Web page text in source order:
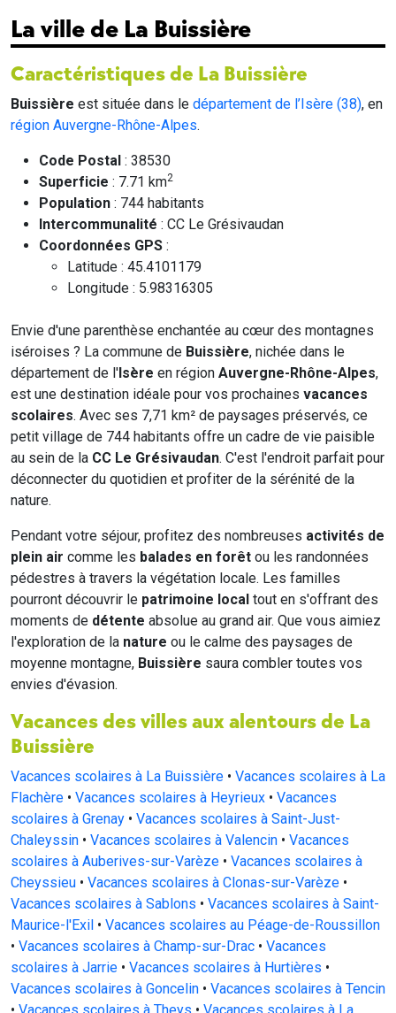
La ville de La Buissière
Caractéristiques de La Buissière
Buissière est située dans le département de l’Isère (38), en
région Auvergne-Rhône-Alpes.
Code Postal : 38530
Superficie : 7.71 km2
Population : 744 habitants
Intercommunalité : CC Le Grésivaudan
Coordonnées GPS :
Latitude : 45.4101179
Longitude : 5.98316305
Envie d'une parenthèse enchantée au cœur des montagnes
iséroises ? La commune de Buissière, nichée dans le
département de l'Isère en région Auvergne-Rhône-Alpes,
est une destination idéale pour vos prochaines vacances
scolaires. Avec ses 7,71 km² de paysages préservés, ce
petit village de 744 habitants offre un cadre de vie paisible
au sein de la CC Le Grésivaudan. C'est l'endroit parfait pour
déconnecter du quotidien et profiter de la sérénité de la
nature.
Pendant votre séjour, profitez des nombreuses activités de
plein air comme les balades en forêt ou les randonnées
pédestres à travers la végétation locale. Les familles
pourront découvrir le patrimoine local tout en s'offrant des
moments de détente absolue au grand air. Que vous aimiez
l'exploration de la nature ou le calme des paysages de
moyenne montagne, Buissière saura combler toutes vos
envies d'évasion.
Vacances des villes aux alentours de La
Buissière
Vacances scolaires à La Buissière • Vacances scolaires à La
Flachère • Vacances scolaires à Heyrieux • Vacances
scolaires à Grenay • Vacances scolaires à Saint-Just-
Chaleyssin • Vacances scolaires à Valencin • Vacances
scolaires à Auberives-sur-Varèze • Vacances scolaires à
Cheyssieu • Vacances scolaires à Clonas-sur-Varèze •
Vacances scolaires à Sablons • Vacances scolaires à Saint-
Maurice-l'Exil • Vacances scolaires au Péage-de-Roussillon
• Vacances scolaires à Champ-sur-Drac • Vacances
scolaires à Jarrie • Vacances scolaires à Hurtières •
Vacances scolaires à Goncelin • Vacances scolaires à Tencin